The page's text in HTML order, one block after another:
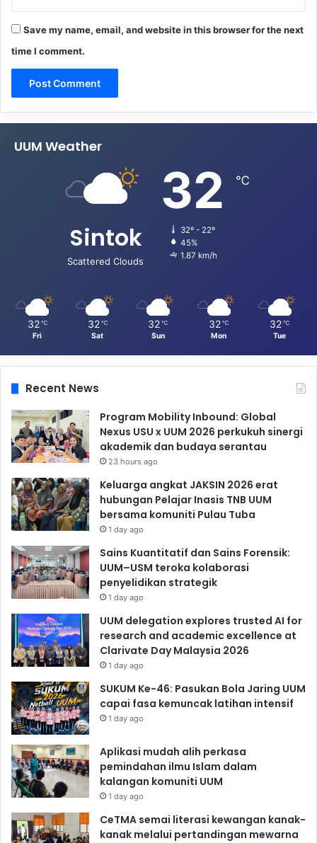
Save my name, email, and website in this browser for the next
time I comment.
UUM Weather
Sintok
Scattered Clouds
32 ℃
32º - 22º
45%
1.87 km/h
32 ℃
Fri
32 ℃
Sat
32 ℃
Sun
32 ℃
Mon
32 ℃
Tue
Recent News
Program Mobility Inbound: Global
Nexus USU x UUM 2026 perkukuh sinergi
akademik dan budaya serantau
23 hours ago
Keluarga angkat JAKSIN 2026 erat
hubungan Pelajar Inasis TNB UUM
bersama komuniti Pulau Tuba
1 day ago
Sains Kuantitatif dan Sains Forensik:
UUM–USM teroka kolaborasi
penyelidikan strategik
1 day ago
UUM delegation explores trusted AI for
research and academic excellence at
Clarivate Day Malaysia 2026
1 day ago
SUKUM Ke-46: Pasukan Bola Jaring UUM
capai fasa kemuncak latihan intensif
1 day ago
Aplikasi mudah alih perkasa
pemindahan ilmu Islam dalam
kalangan komuniti UUM
1 day ago
CeTMA semai literasi kewangan kanak-
kanak melalui pertandingan mewarna